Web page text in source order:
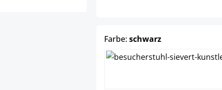
Farbe:schwarzauswählen